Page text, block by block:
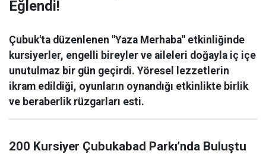
Eğlendi!
Çubuk'ta düzenlenen "Yaza Merhaba" etkinliğinde
kursiyerler, engelli bireyler ve aileleri doğayla iç içe
unutulmaz bir gün geçirdi. Yöresel lezzetlerin
ikram edildiği, oyunların oynandığı etkinlikte birlik
ve beraberlik rüzgarları esti.
200 Kursiyer Çubukabad Parkı’nda Buluştu